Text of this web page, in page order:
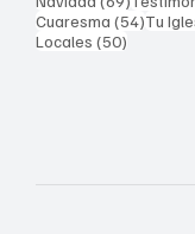
Cuaresma (54)54
Tu
Locales (50)